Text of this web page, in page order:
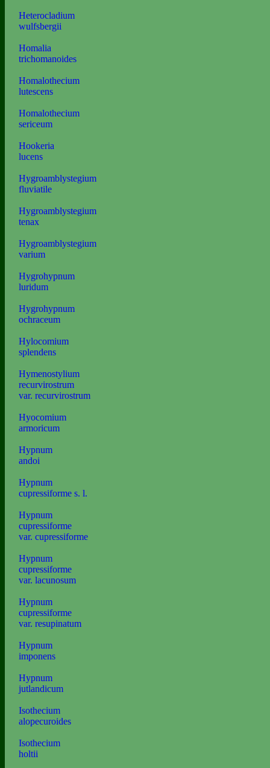
Heterocladium
wulfsbergii
Homalia
trichomanoides
Homalothecium
lutescens
Homalothecium
sericeum
Hookeria
lucens
Hygroamblystegium
fluviatile
Hygroamblystegium
tenax
Hygroamblystegium
varium
Hygrohypnum
luridum
Hygrohypnum
ochraceum
Hylocomium
splendens
Hymenostylium
recurvirostrum
var. recurvirostrum
Hyocomium
armoricum
Hypnum
andoi
Hypnum
cupressiforme s. l.
Hypnum
cupressiforme
var. cupressiforme
Hypnum
cupressiforme
var. lacunosum
Hypnum
cupressiforme
var. resupinatum
Hypnum
imponens
Hypnum
jutlandicum
Isothecium
alopecuroides
Isothecium
holtii